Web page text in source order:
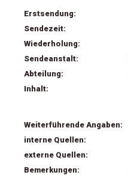
Erstsendung:
Sendezeit:
Wiederholung:
Sendeanstalt:
Abteilung:
Inhalt:
Weiterführende Angaben:
interne Quellen:
externe Quellen:
Bemerkungen: